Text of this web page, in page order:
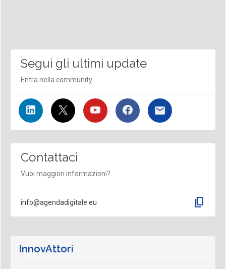
Segui gli ultimi update
Entra nella community
Contattaci
Vuoi maggiori informazioni?
info@agendadigitale.eu content_copy
InnovAttori